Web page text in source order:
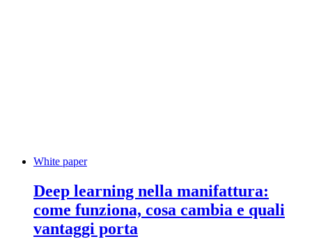
White paper
Deep learning nella manifattura:
come funziona, cosa cambia e quali
vantaggi porta